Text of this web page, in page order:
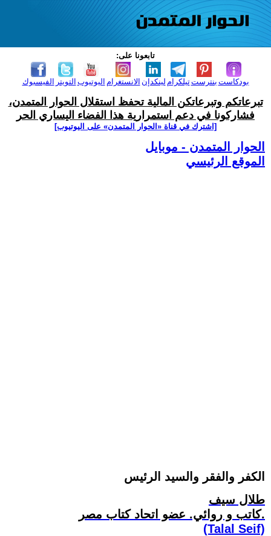
تابعونا على:
الفيسبوك التويتر اليوتيوب الانستغرام لينكدإن تيلكرامبنترست بودكاست
تبرعاتكم وتبرعاتكن المالية تحفظ استقلال الحوار المتمدن،
فشاركونا في دعم استمرارية هذا الفضاء اليساري الحر
[اشترك في قناة ‫«الحوار المتمدن» على اليوتيوب]
الحوار المتمدن - موبايل
الموقع الرئيسي
الكفر والفقر والسيد الرئيس
طلال سيف
كاتب و روائي. عضو اتحاد كتاب مصر.
(Talal Seif)